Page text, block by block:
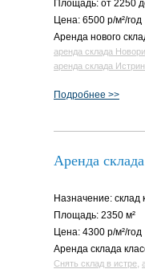
Площадь: от 2250
Цена: 6500 р/м²/год
Аренда нового
аренда склада
аренда склада
Подробнее >>
Аренда
Назначение: склад
Площадь: 2350 м²
Цена: 4300 р/м²/год
Аренда склада
Снять склад в истре,